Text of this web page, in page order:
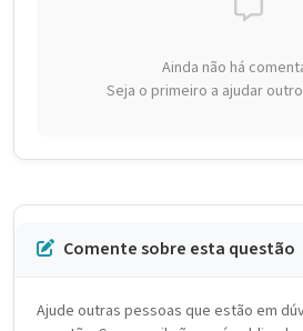
Ainda não há
Seja o primeiro a ajudar
Comente sobre esta questão
Ajude outras pessoas que estão em